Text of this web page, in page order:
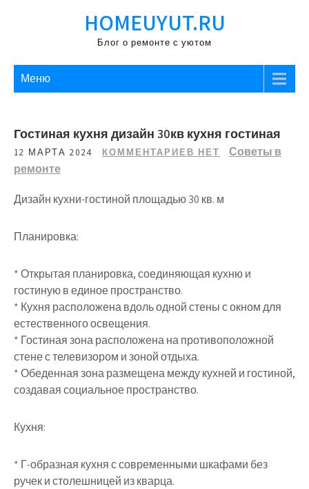
HOMEUYUT.RU
Блог о ремонте с уютом
Меню
Гостиная кухня дизайн 30кв кухня гостиная
12 МАРТА 2024 КОММЕНТАРИЕВ НЕТ
Советы в
ремонте
Дизайн кухни-гостиной площадью 30 кв. м
Планировка:
* Открытая планировка, соединяющая кухню и
гостиную в единое пространство.
* Кухня расположена вдоль одной стены с окном для
естественного освещения.
* Гостиная зона расположена на противоположной
стене с телевизором и зоной отдыха.
* Обеденная зона размещена между кухней и гостиной,
создавая социальное пространство.
Кухня:
* Г-образная кухня с современными шкафами без
ручек и столешницей из кварца.